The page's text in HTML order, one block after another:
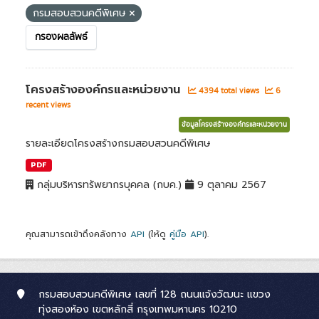
กรมสอบสวนคดีพิเศษ
กรองผลลัพธ์
โครงสร้างองค์กรและหน่วยงาน 4394 total views
6
recent views
ข้อมูลโครงสร้างองค์กรและหน่วยงาน
รายละเอียดโครงสร้างกรมสอบสวนคดีพิเศษ
PDF
กลุ่มบริหารทรัพยากรบุคคล (กบค.) 9 ตุลาคม 2567
คุณสามารถเข้าถึงคลังทาง API (ให้ดู คู่มือ API).
กรมสอบสวนคดีพิเศษ เลขที่ 128 ถนนแจ้งวัฒนะ แขวง
ทุ่งสองห้อง เขตหลักสี่ กรุงเทพมหานคร 10210